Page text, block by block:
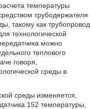
температуры
трубодержателя
такому как трубопровод
технологической
можно
теплового
говоря,
среды в
среды изменяется,
152 температуры,